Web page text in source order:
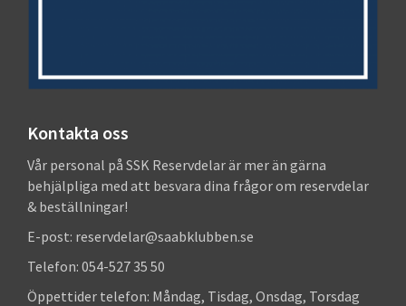
Kontakta oss
Vår personal på SSK Reservdelar är mer än gärna
behjälpliga med att besvara dina frågor om reservdelar
& beställningar!
E-post: reservdelar@saabklubben.se
Telefon: 054-527 35 50
Öppettider telefon: Måndag, Tisdag, Onsdag, Torsdag